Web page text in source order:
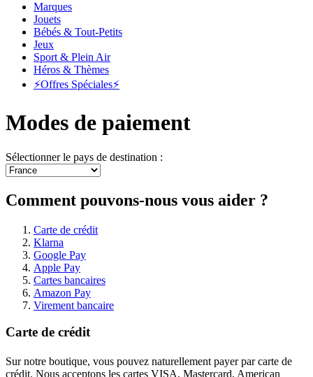
Marques
Jouets
Bébés & Tout-Petits
Jeux
Sport & Plein Air
Héros & Thèmes
⚡️Offres Spéciales⚡️
Modes de paiement
Sélectionner le pays de destination :
Comment pouvons-nous vous aider ?
Carte de crédit
Klarna
Google Pay
Apple Pay
Cartes bancaires
Amazon Pay
Virement bancaire
Carte de crédit
Sur notre boutique, vous pouvez naturellement payer par carte de
crédit. Nous acceptons les cartes VISA, Mastercard, American